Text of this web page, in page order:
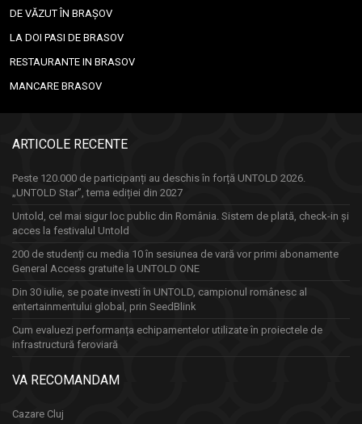
DE VĂZUT ÎN BRAȘOV
LA DOI PASI DE BRASOV
RESTAURANTE IN BRASOV
MANCARE BRASOV
ARTICOLE RECENTE
Peste 120.000 de participanți au deschis în forță UNTOLD 2026.
„UNTOLD Star”, tema ediției din 2027
Untold, cel mai sigur loc public din România. Sistem de plată, check-in și
acces la festivalul Untold
200 de studenți cu media 10 în sesiunea de vară vor primi abonamente
General Access gratuite la UNTOLD ONE
Din 30 iulie, se poate investi în UNTOLD, campionul românesc al
entertainmentului global, prin SeedBlink
Cum evaluezi performanța echipamentelor utilizate în proiectele de
infrastructură feroviară
VA RECOMANDAM
Cazare Cluj